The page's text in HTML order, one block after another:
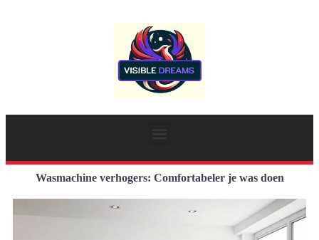
Wasmachine verhogers: Comfortabeler je was doen